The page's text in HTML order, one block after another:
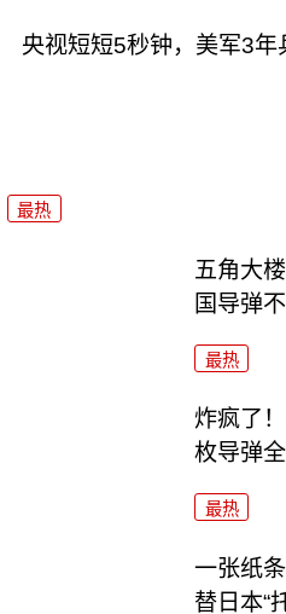
央视短短5秒钟，美军3
最热
五角大
国导弹
最热
炸疯了
枚导弹
最热
一张纸
替日本“